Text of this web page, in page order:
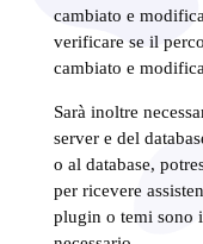
cambiato e
verificare se il
cambiato e
Sarà inoltre
server e del
o al database,
per ricevere
plugin o temi sono